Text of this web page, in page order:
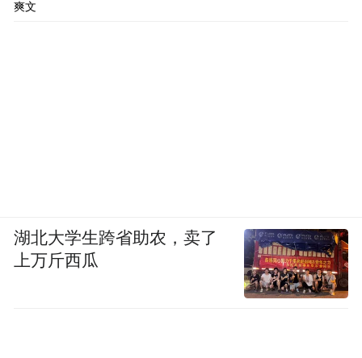
爽文
湖北大学生跨省助农，卖了
上万斤西瓜